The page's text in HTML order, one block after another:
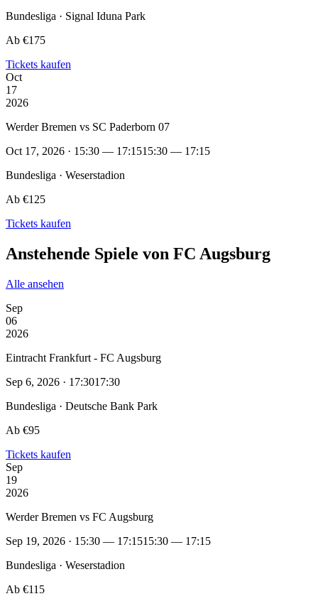
Bundesliga · Signal Iduna Park
Ab €175
Tickets kaufen
Oct
17
2026
Werder Bremen vs SC Paderborn 07
Oct 17, 2026 · 15:30 — 17:1515:30 — 17:15
Bundesliga · Weserstadion
Ab €125
Tickets kaufen
Anstehende Spiele von FC Augsburg
Alle ansehen
Sep
06
2026
Eintracht Frankfurt - FC Augsburg
Sep 6, 2026 · 17:3017:30
Bundesliga · Deutsche Bank Park
Ab €95
Tickets kaufen
Sep
19
2026
Werder Bremen vs FC Augsburg
Sep 19, 2026 · 15:30 — 17:1515:30 — 17:15
Bundesliga · Weserstadion
Ab €115